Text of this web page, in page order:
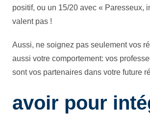
positif, ou un 15/20 avec « Paresseux,
valent pas !
Aussi, ne soignez pas seulement vos
aussi votre comportement: vos
sont vos partenaires dans votre future
avoir pour